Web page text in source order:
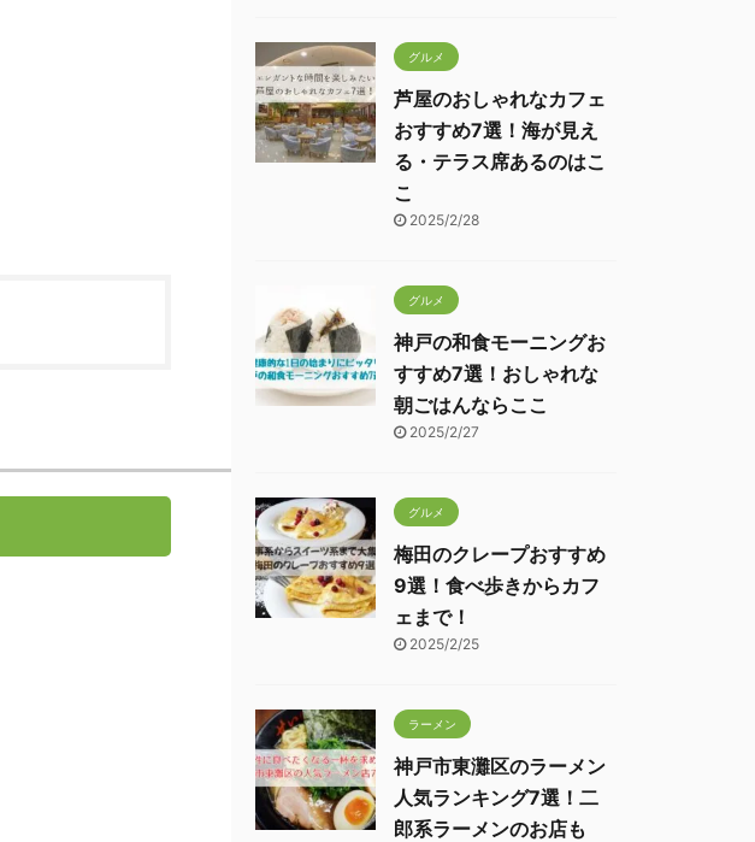
グルメ
芦屋のおしゃれなカフェ
おすすめ7選！海が見え
る・テラス席あるのはこ
こ
2025/2/28
グルメ
神戸の和食モーニングお
すすめ7選！おしゃれな
朝ごはんならここ
2025/2/27
グルメ
梅田のクレープおすすめ
9選！食べ歩きからカフ
ェまで！
2025/2/25
ラーメン
神戸市東灘区のラーメン
人気ランキング7選！二
郎系ラーメンのお店も